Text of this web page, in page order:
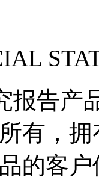
报告产
有，
的客